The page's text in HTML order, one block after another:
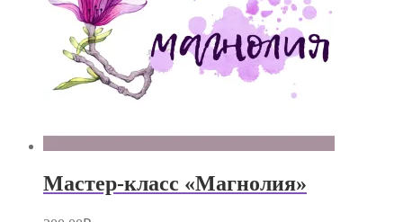
Мастер-класс «Магнолия»